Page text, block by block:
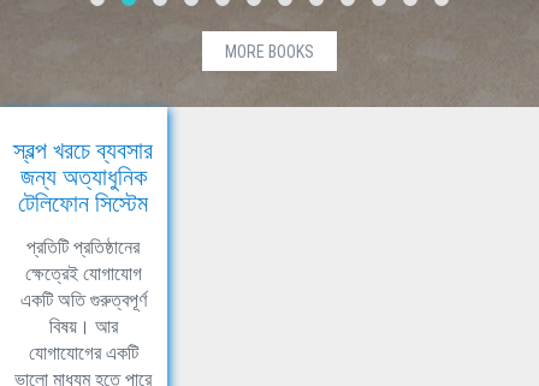
MORE BOOKS
স্বল্প খরচে ব্যবসার
জন্য অত্যাধুনিক
টেলিফোন সিস্টেম
প্রতিটি প্রতিষ্ঠানের
ক্ষেত্রেই যোগাযোগ
একটি অতি গুরুত্বপূর্ণ
বিষয়। আর
যোগাযোগের একটি
ভালো মাধ্যম হতে পারে